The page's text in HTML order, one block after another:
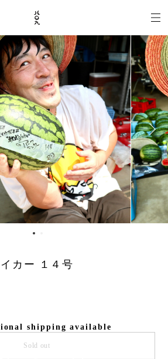
カー １４号
shipping available
Sold out